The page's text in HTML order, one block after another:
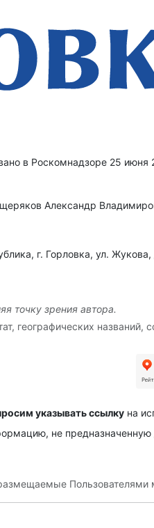
в Роскомнадзоре 25
Александр
г. Горловка, ул.
точку зрения автора.
географических
указывать ссылку на
не предназначенную